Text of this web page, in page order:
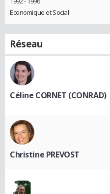
Economique et Social
Réseau
Céline CORNET (CONRAD)
Christine PREVOST